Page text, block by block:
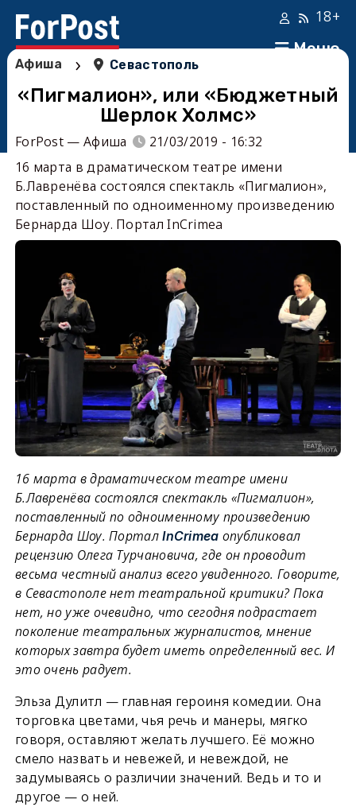
Меню
18+
Афиша › Севастополь
«Пигмалион», или «Бюджетный
Шерлок Холмс»
ForPost — Афиша
21/03/2019 - 16:32
16 марта в драматическом театре имени
Б.Лавренёва состоялся спектакль «Пигмалион»,
поставленный по одноименному произведению
Бернарда Шоу. Портал InCrimea
16 марта в драматическом театре имени
Б.Лавренёва состоялся спектакль «Пигмалион»,
поставленный по одноименному произведению
Бернарда Шоу. ПорталInCrimea опубликовал
рецензию Олега Турчановича, где он проводит
весьма честный анализ всего увиденного. Говорите,
в Севастополе нет театральной критики? Пока
нет, но уже очевидно, что сегодня подрастает
поколение театральных журналистов, мнение
которых завтра будет иметь определенный вес. И
это очень радует.
Эльза Дулитл — главная героиня комедии. Она
торговка цветами, чья речь и манеры, мягко
говоря, оставляют желать лучшего. Её можно
смело назвать и невежей, и невеждой, не
задумываясь о различии значений. Ведь и то и
другое — о ней.